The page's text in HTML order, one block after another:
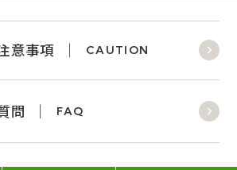
意事項 CAUTION
問 FAQ